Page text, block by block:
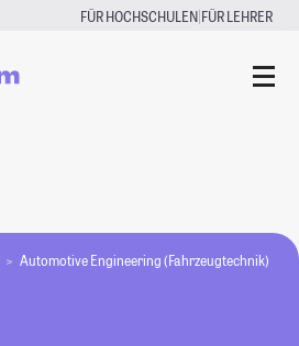
FÜR HOCHSCHULEN|FÜR LEHRER
Automotive Engineering (Fahrzeugtechnik)